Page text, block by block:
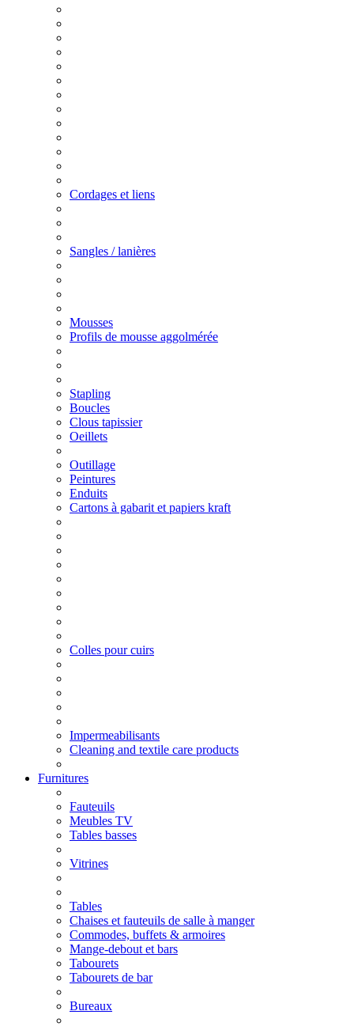
Cordages et liens
Sangles / lanières
Mousses
Profils de mousse aggolmérée
Stapling
Boucles
Clous tapissier
Oeillets
Outillage
Peintures
Enduits
Cartons à gabarit et papiers kraft
Colles pour cuirs
Impermeabilisants
Cleaning and textile care products
Furnitures
Fauteuils
Meubles TV
Tables basses
Vitrines
Tables
Chaises et fauteuils de salle à manger
Commodes, buffets & armoires
Mange-debout et bars
Tabourets
Tabourets de bar
Bureaux